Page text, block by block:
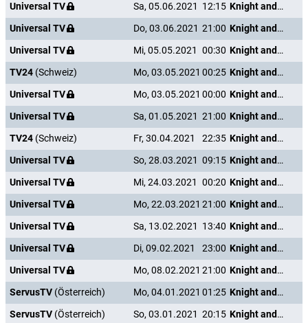
Universal TV
Sa, 05.06.2021 12:15
Knight and Day
Universal TV
Do, 03.06.2021 21:00
Knight and Day
Universal TV
Mi, 05.05.2021 00:30
Knight and Day
TV24 (Schweiz) Mo, 03.05.2021 00:25
Knight and Day
Universal TV
Mo, 03.05.2021 00:00
Knight and Day
Universal TV
Sa, 01.05.2021 21:00
Knight and Day
TV24 (Schweiz) Fr, 30.04.2021 22:35
Knight and Day
Universal TV
So, 28.03.2021 09:15
Knight and Day
Universal TV
Mi, 24.03.2021 00:20
Knight and Day
Universal TV
Mo, 22.03.2021 21:00
Knight and Day
Universal TV
Sa, 13.02.2021 13:40
Knight and Day
Universal TV
Di, 09.02.2021 23:00
Knight and Day
Universal TV
Mo, 08.02.2021 21:00
Knight and Day
ServusTV (Österreich) Mo, 04.01.2021 01:25
Knight and Day
ServusTV (Österreich) So, 03.01.2021 20:15 Knight and Day